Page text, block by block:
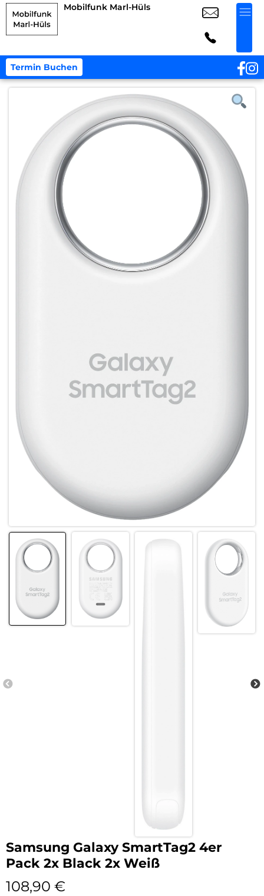
Mobilfunk Marl-Hüls
Termin Buchen
Samsung Galaxy SmartTag2 4er
Pack 2x Black 2x Weiß
108,90 €